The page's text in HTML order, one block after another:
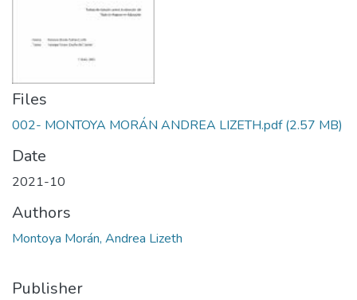
Files
002- MONTOYA MORÁN ANDREA LIZETH.pdf(2.57 MB)
Date
2021-10
Authors
Montoya Morán, Andrea Lizeth
Publisher